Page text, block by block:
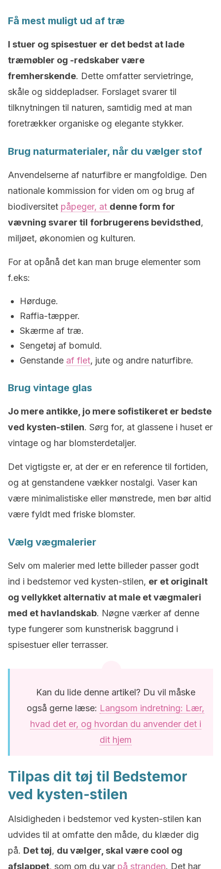
Få mest muligt ud af træ
I stuer og spisestuer er det bedst at lade
træmøbler og -redskaber være
fremherskende. Dette omfatter servietringe,
skåle og siddepladser. Forslaget svarer til
tilknytningen til naturen, samtidig med at man
foretrækker organiske og elegante stykker.
Brug naturmaterialer, når du vælger stof
Anvendelserne af naturfibre er mangfoldige. Den
nationale kommission for viden om og brug af
biodiversitet påpeger, at denne form for
vævning svarer til forbrugerens bevidsthed,
miljøet, økonomien og kulturen.
For at opånå det kan man bruge elementer som
f.eks:
Hørduge.
Raffia-tæpper.
Skærme af træ.
Sengetøj af bomuld.
Genstande af flet, jute og andre naturfibre.
Brug vintage glas
Jo mere antikke, jo mere sofistikeret er bedste
ved kysten-stilen. Sørg for, at glassene i huset er
vintage og har blomsterdetaljer.
Det vigtigste er, at der er en reference til fortiden,
og at genstandene vækker nostalgi. Vaser kan
være minimalistiske eller mønstrede, men bør altid
være fyldt med friske blomster.
Vælg vægmalerier
Selv om malerier med lette billeder passer godt
ind i bedstemor ved kysten-stilen, er et originalt
og vellykket alternativ at male et vægmaleri
med et havlandskab. Nøgne værker af denne
type fungerer som kunstnerisk baggrund i
spisestuer eller terrasser.
Kan du lide denne artikel? Du vil måske
også gerne læse: Langsom indretning: Lær,
hvad det er, og hvordan du anvender det i
dit hjem
Tilpas dit tøj til Bedstemor
ved kysten-stilen
Alsidigheden i bedstemor ved kysten-stilen kan
udvides til at omfatte den måde, du klæder dig
på. Det tøj, du vælger, skal være cool og
afslappet, som om du var på stranden. Det har